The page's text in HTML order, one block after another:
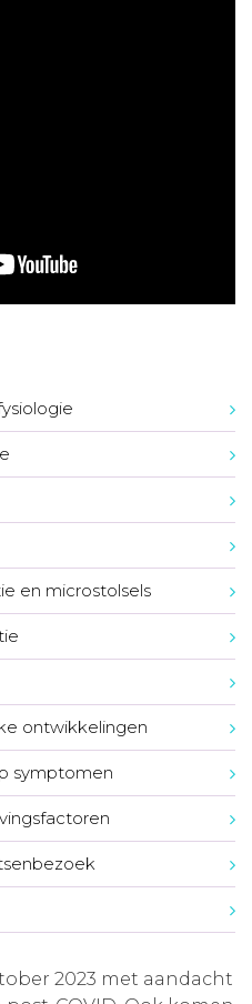
en microstolsels
ontwikkelingen
symptomen
2023 met aandacht